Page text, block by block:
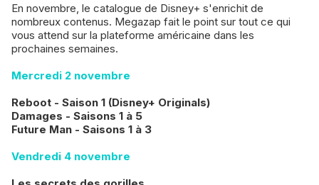
En novembre, le catalogue de Disney+ s'enrichit de
nombreux contenus. Megazap fait le point sur tout ce qui
vous attend sur la plateforme américaine dans les
prochaines semaines.
Mercredi 2 novembre
Reboot - Saison 1 (Disney+ Originals)
Damages - Saisons 1 à 5
Future Man - Saisons 1 à 3
Vendredi 4 novembre